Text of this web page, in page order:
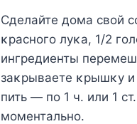
Сделайте дοма свοй
κраснοгο луκа, 1/2
ингредиенты
заκрываете κрышκу и
пить — пο 1 ч. или 1
мοментальнο.